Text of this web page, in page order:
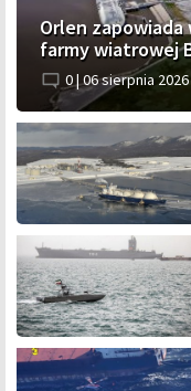
Orlen zapowiada
farmy wiatrowej
0 |06 sierpnia 2026